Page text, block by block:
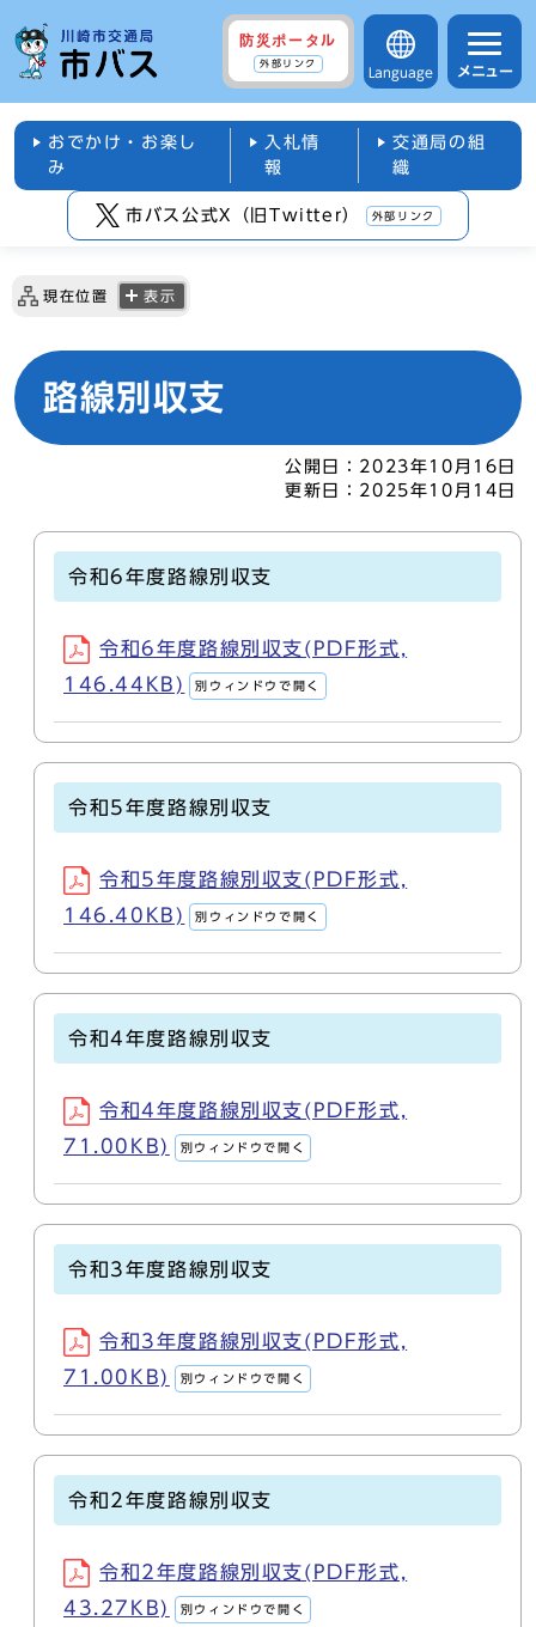
防災ポータル
外部リンク
Language メニュー
おでかけ・お楽し
み
入札情
報
交通局の組
織
市バス公式X（旧Twitter） 外部リンク
現在位置 表示
路線別収支
公開日： 2023年10月16日
更新日： 2025年10月14日
令和6年度路線別収支
令和6年度路線別収支(PDF形式,
146.44KB)
別ウィンドウで開く
令和5年度路線別収支
令和5年度路線別収支(PDF形式,
146.40KB)
別ウィンドウで開く
令和4年度路線別収支
令和4年度路線別収支(PDF形式,
71.00KB)
別ウィンドウで開く
令和3年度路線別収支
令和3年度路線別収支(PDF形式,
71.00KB)
別ウィンドウで開く
令和2年度路線別収支
令和2年度路線別収支(PDF形式,
43.27KB)
別ウィンドウで開く